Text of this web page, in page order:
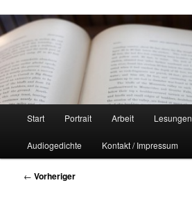
Start Portrait Arbeit Lesungen
Audiogedichte Kontakt / Impressum
Beitragsnavigation
← Vorheriger